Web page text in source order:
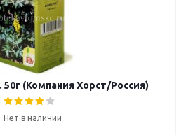
50г (Компания Хорст/Россия)
Нет в наличии